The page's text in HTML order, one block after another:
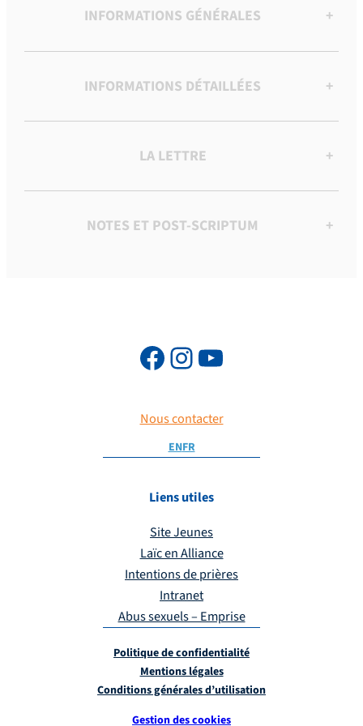
INFORMATIONS GÉNÉRALES +
INFORMATIONS DÉTAILLÉES +
LA LETTRE +
NOTES ET POST-SCRIPTUM +
Nous contacter
ENFR
Liens utiles
Site Jeunes
Laïc en Alliance
Intentions de prières
Intranet
Abus sexuels – Emprise
Politique de confidentialité
Mentions légales
Conditions générales d’utilisation
Gestion des cookies